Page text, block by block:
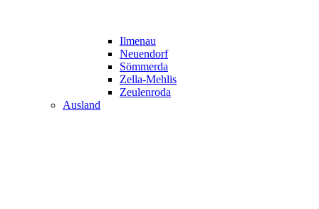
Ilmenau
Neuendorf
Sömmerda
Zella-Mehlis
Zeulenroda
Ausland